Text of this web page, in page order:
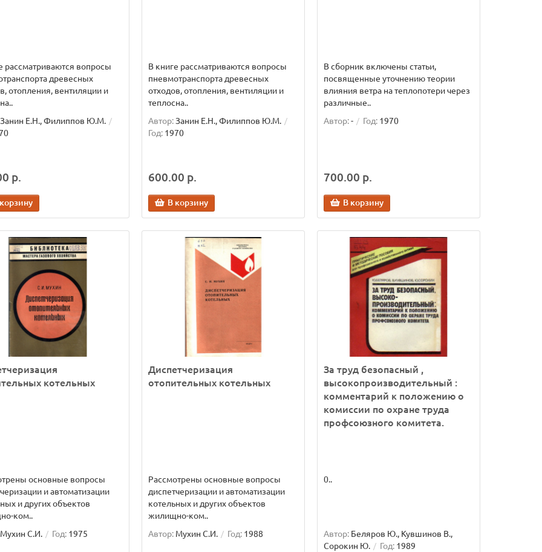
рассматриваются вопросы
древесных
отопления, вентиляции и
Занин Е.Н., Филиппов Ю.М.
р.
В книге рассматриваются вопросы
пневмотранспорта древесных
отходов, отопления, вентиляции и
теплосна..
Автор:Занин Е.Н., Филиппов Ю.М.
Год: 1970
600.00 р.
В корзину
В сборник включены статьи,
посвященные уточнению теории
влияния ветра на теплопотери через
различные..
Автор:- Год: 1970
700.00 р.
В корзину
котельных
основные вопросы
и автоматизации
и других объектов
ком..
Мухин С.И. Год: 1975
Диспетчеризация
отопительных котельных
Рассмотрены основные вопросы
диспетчеризации и автоматизации
котельных и других объектов
жилищно-ком..
Автор: Мухин С.И. Год: 1988
За труд безопасный ,
высокопроизводительный :
комментарий к положению о
комиссии по охране труда
профсоюзного комитета.
0..
Автор: Беляров Ю., Кувшинов В.,
Сорокин Ю.
Год: 1989